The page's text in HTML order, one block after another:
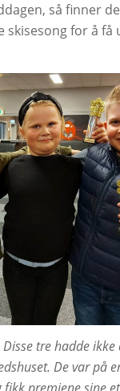
så finner
skisesong for å få
Disse tre hadde
De var på